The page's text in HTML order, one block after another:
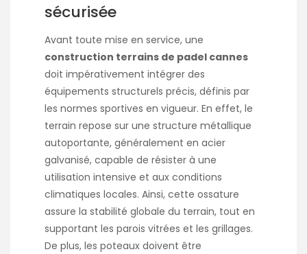
sécurisée
Avant toute mise en service, une
construction terrains de padel cannes
doit impérativement intégrer des
équipements structurels précis, définis par
les normes sportives en vigueur. En effet, le
terrain repose sur une structure métallique
autoportante, généralement en acier
galvanisé, capable de résister à une
utilisation intensive et aux conditions
climatiques locales. Ainsi, cette ossature
assure la stabilité globale du terrain, tout en
supportant les parois vitrées et les grillages.
De plus, les poteaux doivent être